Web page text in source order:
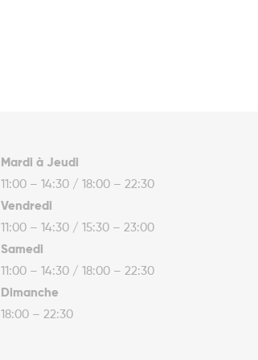
Mardi à Jeudi
11:00 – 14:30 / 18:00 – 22:30
Vendredi
11:00 – 14:30 / 15:30 – 23:00
Samedi
11:00 – 14:30 / 18:00 – 22:30
Dimanche
18:00 – 22:30